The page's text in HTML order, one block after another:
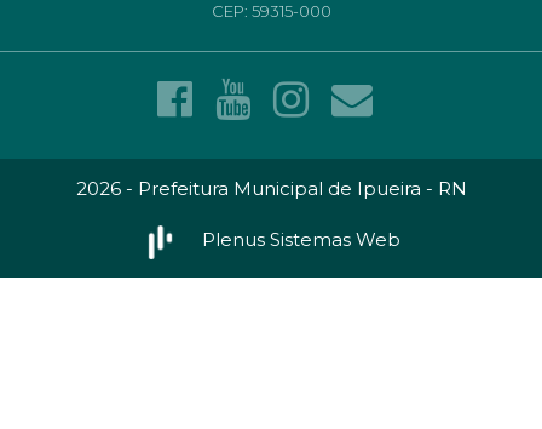
CEP: 59315-000
2026 - Prefeitura Municipal de Ipueira - RN
Plenus Sistemas Web